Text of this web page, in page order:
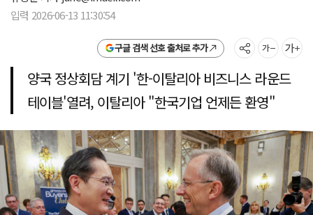
입력 2026-06-13 11:30:54
구글 검색 선호 출처로 추가
양국 정상회담 계기 '한-이탈리아 비즈니스 라운드
테이블'열려, 이탈리아 "한국기업 언제든 환영"